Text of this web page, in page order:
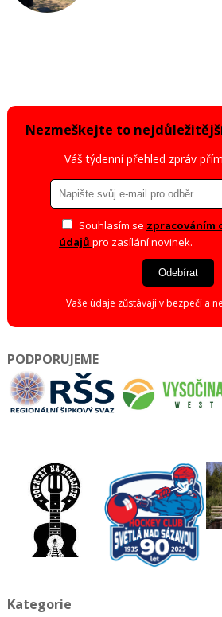
Nezmeškejte to nejdůležitější
Váš týdenní přehled zpráv
Souhlasím se zpracováním
údajů pro zasílání novinek.
Odebírat
Vaše údaje zůstávají v bezpečí a
PODPORUJEME
Kategorie